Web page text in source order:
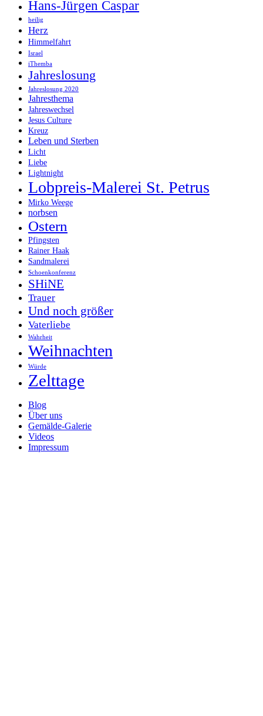
Hans-Jürgen Caspar
heilig
Herz
Himmelfahrt
Israel
iThemba
Jahreslosung
Jahreslosung 2020
Jahresthema
Jahreswechsel
Jesus Culture
Kreuz
Leben und Sterben
Licht
Liebe
Lightnight
Lobpreis-Malerei St. Petrus
Mirko Weege
norbsen
Ostern
Pfingsten
Rainer Haak
Sandmalerei
Schoenkonferenz
SHiNE
Trauer
Und noch größer
Vaterliebe
Wahrheit
Weihnachten
Würde
Zelttage
Blog
Über uns
Gemälde-Galerie
Videos
Impressum